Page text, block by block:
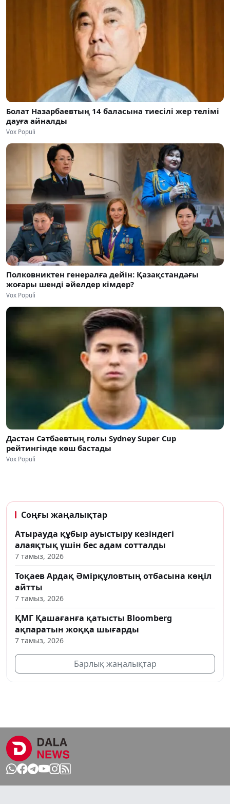
Болат Назарбаевтың 14 баласына тиесілі жер телімі
дауға айналды
Vox Populi
Полковниктен генералға дейін: Қазақстандағы
жоғары шенді әйелдер кімдер?
Vox Populi
Дастан Сәтбаевтың голы Sydney Super Cup
рейтингінде көш бастады
Vox Populi
Соңғы жаңалықтар
Атырауда құбыр ауыстыру кезіндегі
алаяқтық үшін бес адам сотталды
7 тамыз, 2026
Тоқаев Ардақ Әмірқұловтың отбасына көңіл
айтты
7 тамыз, 2026
ҚМГ Қашағанға қатысты Bloomberg
ақпаратын жоққа шығарды
7 тамыз, 2026
Барлық жаңалықтар